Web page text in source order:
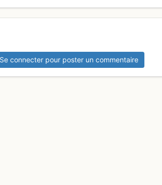
Se connecter pour poster un commentaire